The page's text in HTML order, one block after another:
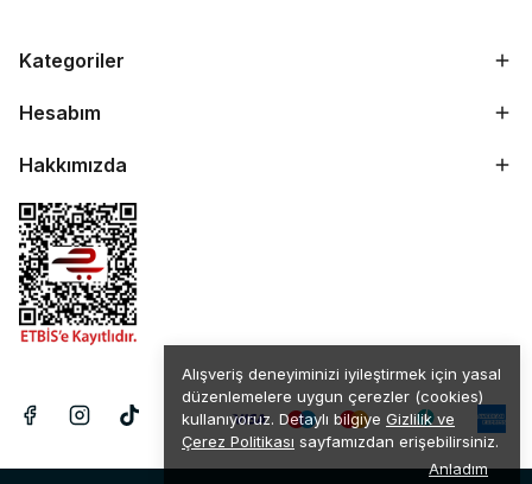
Alışveriş deneyiminizi iyileştirmek için yasal
düzenlemelere uygun çerezler (cookies)
kullanıyoruz. Detaylı bilgiye Gizlilik ve
Çerez Politikası sayfamızdan erişebilirsiniz.
Anladım
Kategoriler
Hesabım
Hakkımızda